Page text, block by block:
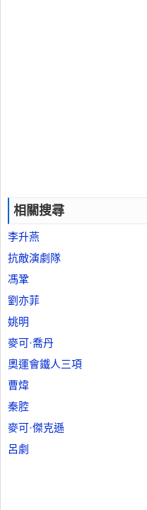
相關搜尋
李升燕
抗敵演劇隊
馮鞏
劉亦菲
姚明
麥可·喬丹
奧運會鐵人三項
曹煒
秦腔
麥可·傑克遜
呂劇